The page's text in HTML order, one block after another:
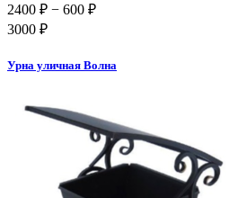
2400 ₽ − 600 ₽
3000 ₽
Урна уличная Волна